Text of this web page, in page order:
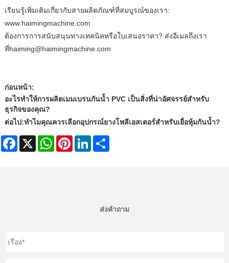
เรียนรู้เพิ่มเติมเกี่ยวกับสายผลิตภัณฑ์ที่สมบูรณ์ของเรา:
www.haimingmachine.com
ต้องการการสนับสนุนทางเทคนิคหรือใบเสนอราคา? ส่งอีเมลถึงเรา
ที่haiming@haimingmachine.com
ก่อนหน้า:
อะไรทำให้การผลิตเมมเบรนกันน้ำ PVC เป็นสิ่งที่น่าอัศจรรย์สำหรับ
ธุรกิจของคุณ?
ต่อไป:ทำไมคุณควรเลือกอุปกรณ์ยางโพลีเอสเตอร์สำหรับเยื่อหุ้มกันน้ำ?
Facebook
X WhatsAppPinterestLinkedIn
ส่งคำถาม